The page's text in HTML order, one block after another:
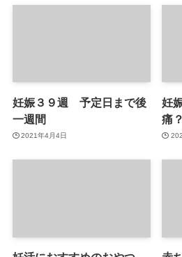
妊娠３９週 予定日まで後
一週間
2021年4月4日
妊
痛？